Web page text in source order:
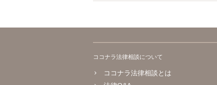
ココナラ法律相談について
ココナラ法律相談とは